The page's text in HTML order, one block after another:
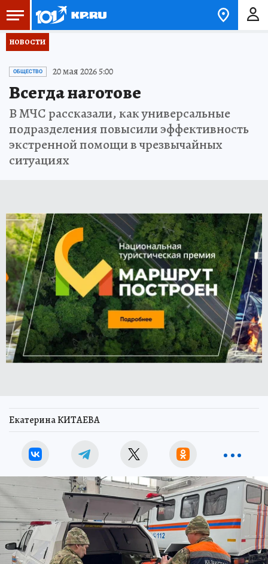
НОВОСТИ
ОБЩЕСТВО 20 мая 2026 5:00
Всегда наготове
В МЧС рассказали, как универсальные
подразделения повысили эффективность
экстренной помощи в чрезвычайных
ситуациях
Екатерина КИТАЕВА